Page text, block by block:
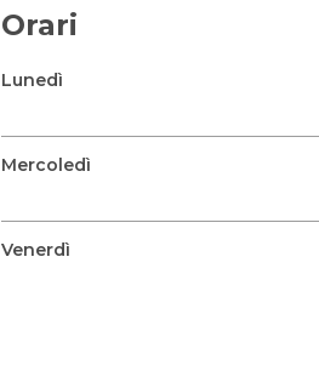
Orari
Lunedì
Mercoledì
Venerdì